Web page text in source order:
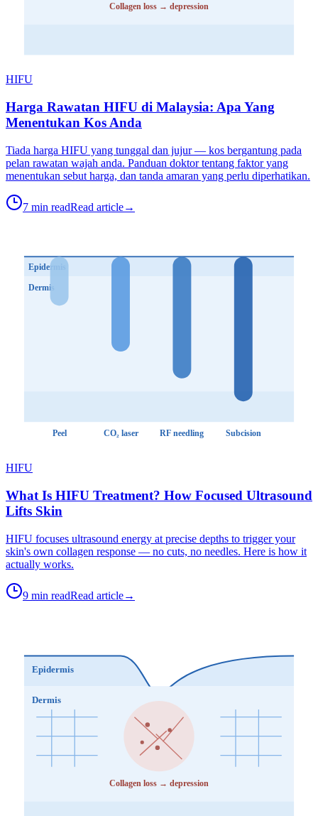
Collagen loss → depression
HIFU
Harga Rawatan HIFU di Malaysia: Apa Yang
Menentukan Kos Anda
Tiada harga HIFU yang tunggal dan jujur — kos bergantung pada
pelan rawatan wajah anda. Panduan doktor tentang faktor yang
menentukan sebut harga, dan tanda amaran yang perlu diperhatikan.
7 min readRead article→
Epidermis
Dermis
Peel CO₂ laser RF needling Subcision
HIFU
What Is HIFU Treatment? How Focused Ultrasound
Lifts Skin
HIFU focuses ultrasound energy at precise depths to trigger your
skin's own collagen response — no cuts, no needles. Here is how it
actually works.
9 min readRead article→
Epidermis
Dermis
Collagen loss → depression